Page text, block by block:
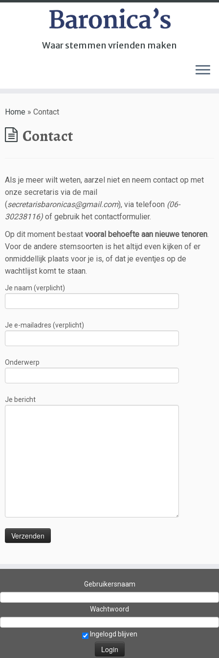
Waar stemmen vrienden maken
Home » Contact
Contact
Als je meer wilt weten, aarzel niet en neem contact op met
onze secretaris via de mail
(secretarisbaronicas@gmail.com), via telefoon (06-
30238116) of gebruik het contactformulier.
Op dit moment bestaat vooral behoefte aan nieuwe tenoren
Voor de andere stemsoorten is het altijd even kijken of er
onmiddellijk plaats voor je is, of dat je eventjes op de
wachtlijst komt te staan.
Je naam (verplicht)
Je e-mailadres (verplicht)
Onderwerp
Je bericht
Gebruikersnaam
Wachtwoord
Ingelogd blijven